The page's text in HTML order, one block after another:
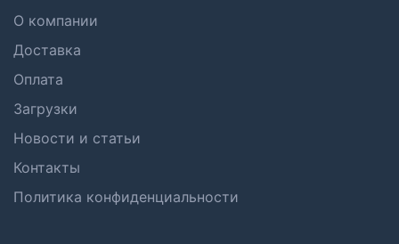
О компании
Доставка
Оплата
Загрузки
Новости и статьи
Контакты
Политика конфиденциальности